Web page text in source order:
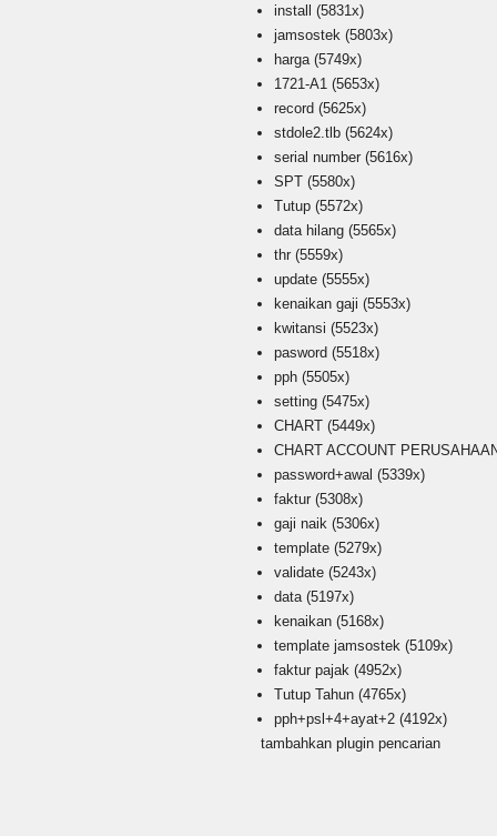
install (5831x)
jamsostek (5803x)
harga (5749x)
1721-A1 (5653x)
record (5625x)
stdole2.tlb (5624x)
serial number (5616x)
SPT (5580x)
Tutup (5572x)
data hilang (5565x)
thr (5559x)
update (5555x)
kenaikan gaji (5553x)
kwitansi (5523x)
pasword (5518x)
pph (5505x)
setting (5475x)
CHART (5449x)
CHART ACCOUNT
password+awal (5339x)
faktur (5308x)
gaji naik (5306x)
template (5279x)
validate (5243x)
data (5197x)
kenaikan (5168x)
template jamsostek (5109x)
faktur pajak (4952x)
Tutup Tahun (4765x)
pph+psl+4+ayat+2 (4192x)
tambahkan plugin pencarian